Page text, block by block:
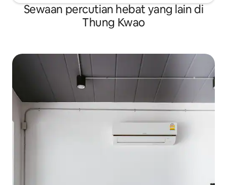
Sewaan percutian hebat yang lain di
Thung Kwao